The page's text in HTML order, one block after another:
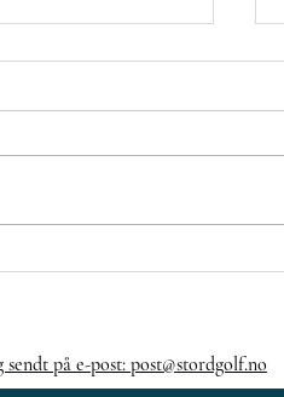
på e-post: post@stordgolf.no